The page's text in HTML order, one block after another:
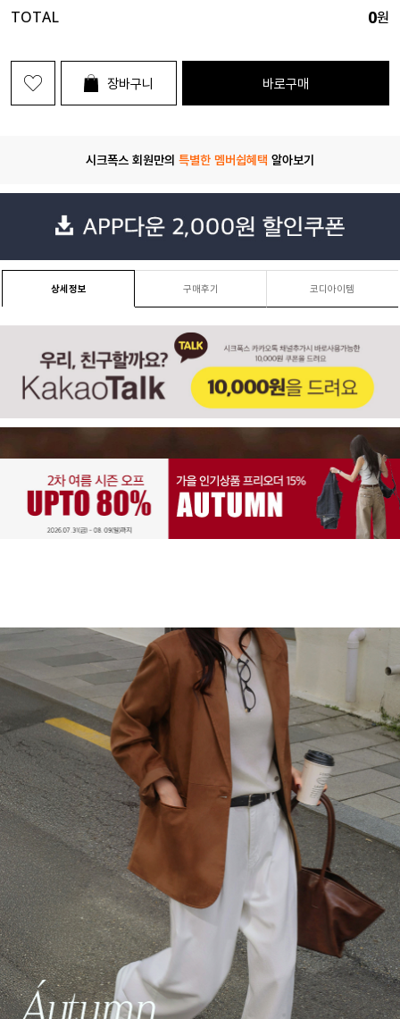
TOTAL 0원
장바구니 바로구매
시크폭스 회원만의 특별한 멤버쉽혜택 알아보기
상세정보 구매후기 코디아이템